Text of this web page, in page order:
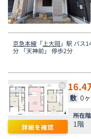
京急本線 「 上大岡 」駅 バス
分 「天神前」 停歩2分
詳細を確認
16.4
敷 0
所在階
1階